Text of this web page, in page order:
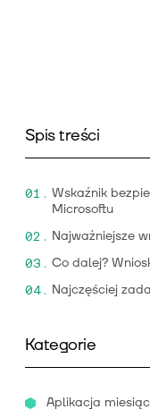
Spis treści
Wskaźnik
Microsoftu
Najważniejsze
Co dalej?
Najczęściej
Kategorie
Aplikacja